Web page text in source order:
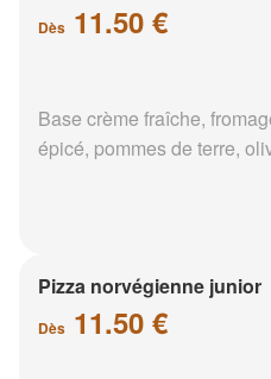
Dès 11.50 €
Base crème fraîche,
épicé, pommes de terre,
Pizza norvégienne junior
Dès 11.50 €